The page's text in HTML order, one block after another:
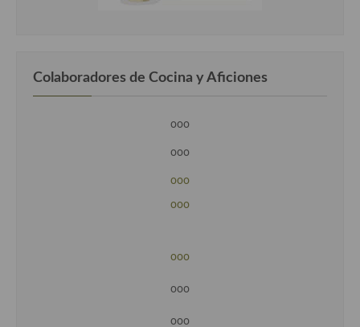
Colaboradores de Cocina y Aficiones
ooo
ooo
ooo
ooo
ooo
ooo
ooo